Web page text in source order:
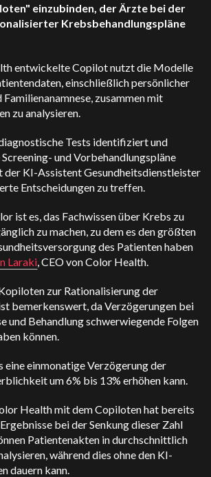
einzubinden, der Ärzte bei der
Krebsbehandlungspläne
entwickelte Copilot nutzt die Modelle
einschließlich persönlicher
zusammen mit
zu analysieren.
Tests identifiziert und
und Vorbehandlungspläne
KI-Assistent Gesundheitsdienstleister
Entscheidungen zu treffen.
ist es, das Fachwissen über Krebs zu
zu machen, zu dem es den größten
des Patienten haben
Laraki, CEO vonColor Health.
zur Rationalisierung der
bemerkenswert, da Verzögerungen bei
und Behandlung schwerwiegende Folgen
können.
eine einmonatige Verzögerung der
um 6% bis 13% erhöhen kann.
Health mit dem Copiloten hat bereits
bei der Senkung dieser Zahl
Patientenakten in durchschnittlich
während dies ohne den KI-
dauern kann.